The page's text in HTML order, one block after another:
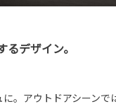
デザイン。
。アウトドアシーンで